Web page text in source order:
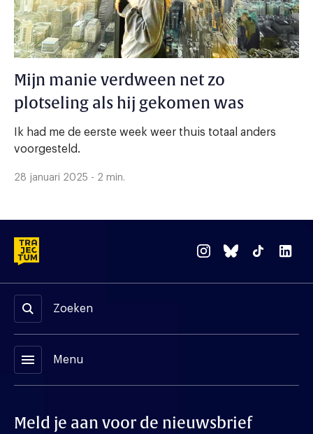
Mijn manie verdween net zo
plotseling als hij gekomen was
Ik had me de eerste week weer thuis totaal anders
voorgesteld.
28 januari 2025 - 2 min.
Zoeken
menu Menu
Meld je aan voor de nieuwsbrief